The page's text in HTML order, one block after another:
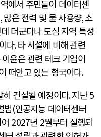
에서 주민들이 데이터센
,많은 전력 및 물 사용량,소
더군다나 도심 지역 특성
다.타 시설에 비해 관련
윤은 관련 테크 기업이
떠안고 있는 형국이다.
건설될 예정이다.지난5
법(인공지능 데이터센터
2027년 2월부터 실행되